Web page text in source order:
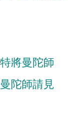
將曼陀師
陀師請見